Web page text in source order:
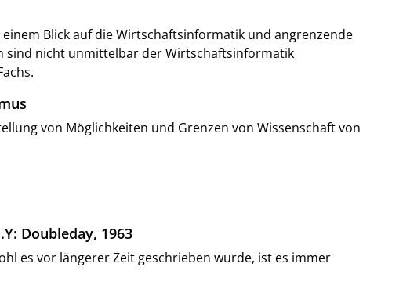
Blick auf die Wirtschaftsinformatik und angrenzende
sind nicht unmittelbar der Wirtschaftsinformatik
von Möglichkeiten und Grenzen von Wissenschaft von
Doubleday, 1963
es vor längerer Zeit geschrieben wurde, ist es immer